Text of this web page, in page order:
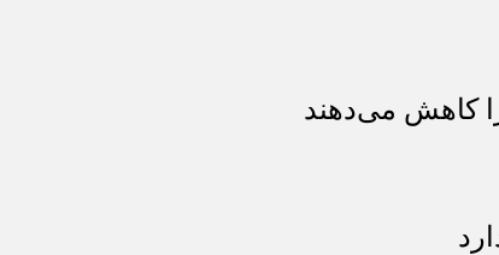
را کاهش می‌دهند